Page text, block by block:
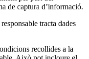
de captura d’informació.
tracta dades
recollides a la